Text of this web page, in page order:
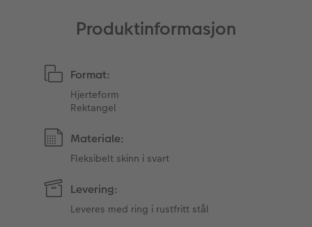
Produktinformasjon
Format:
Hjerteform
Rektangel
Materiale:
Fleksibelt skinn i svart
Levering:
Leveres med ring i rustfritt stål